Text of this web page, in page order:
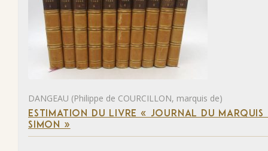
DANGEAU (Philippe de COURCILLON, marquis de)
ESTIMATION DU LIVRE « JOURNAL DU
SIMON »